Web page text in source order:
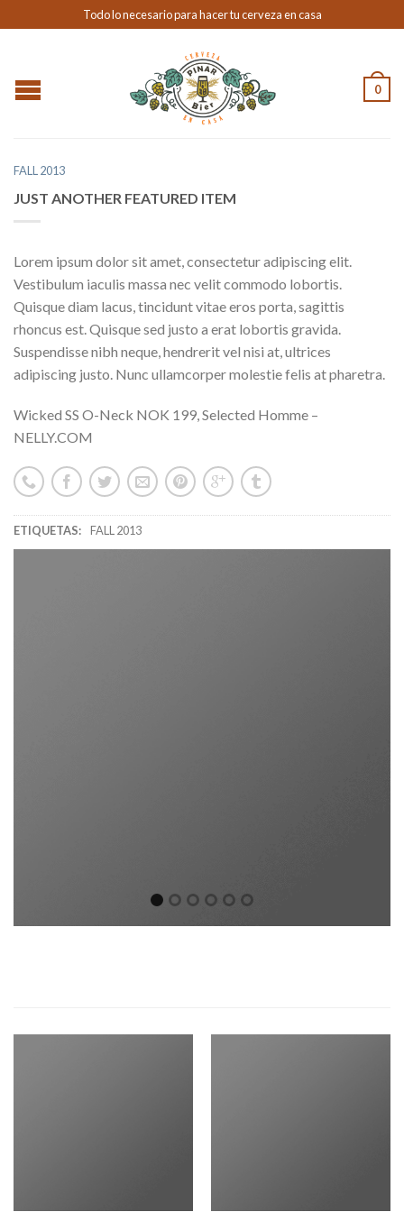
Todo lo necesario para hacer tu cerveza en casa
0
FALL 2013
JUST ANOTHER FEATURED ITEM
Lorem ipsum dolor sit amet, consectetur adipiscing elit.
Vestibulum iaculis massa nec velit commodo lobortis.
Quisque diam lacus, tincidunt vitae eros porta, sagittis
rhoncus est. Quisque sed justo a erat lobortis gravida.
Suspendisse nibh neque, hendrerit vel nisi at, ultrices
adipiscing justo. Nunc ullamcorper molestie felis at pharetra.
Wicked SS O-Neck NOK 199, Selected Homme –
NELLY.COM
ETIQUETAS: FALL 2013